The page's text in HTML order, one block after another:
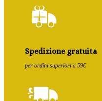
Spedizione gratuita
per ordini superiori a 59€